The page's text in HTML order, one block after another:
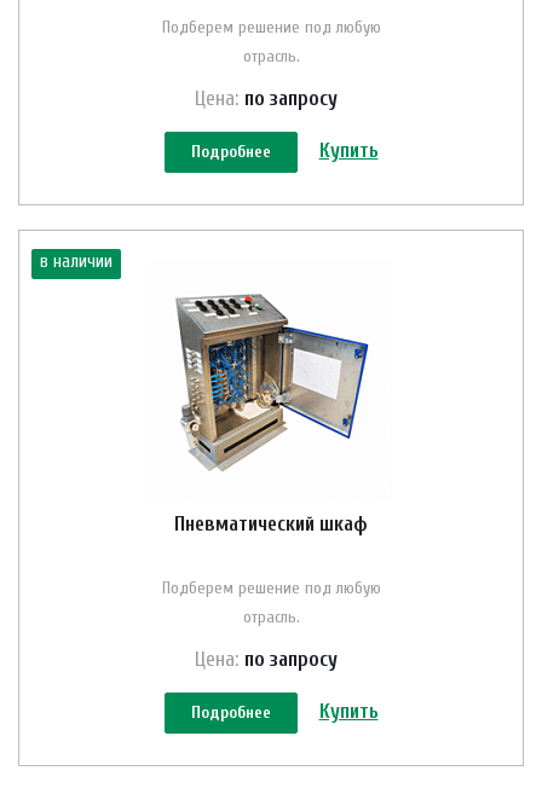
Подберем решение под любую
отрасль.
Цена: по запросу
Подробнее Купить
в наличии
Пневматический шкаф
Подберем решение под любую
отрасль.
Цена: по запросу
Подробнее Купить